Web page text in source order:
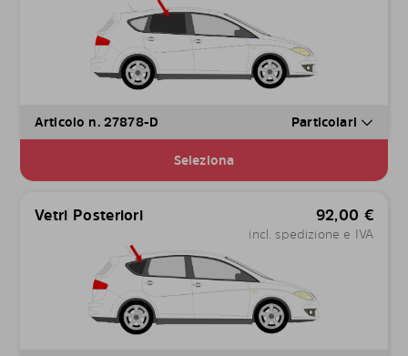
Articolo n. 27878-D Particolari
Seleziona
Vetri Posteriori 92,00 €
incl. spedizione e IVA